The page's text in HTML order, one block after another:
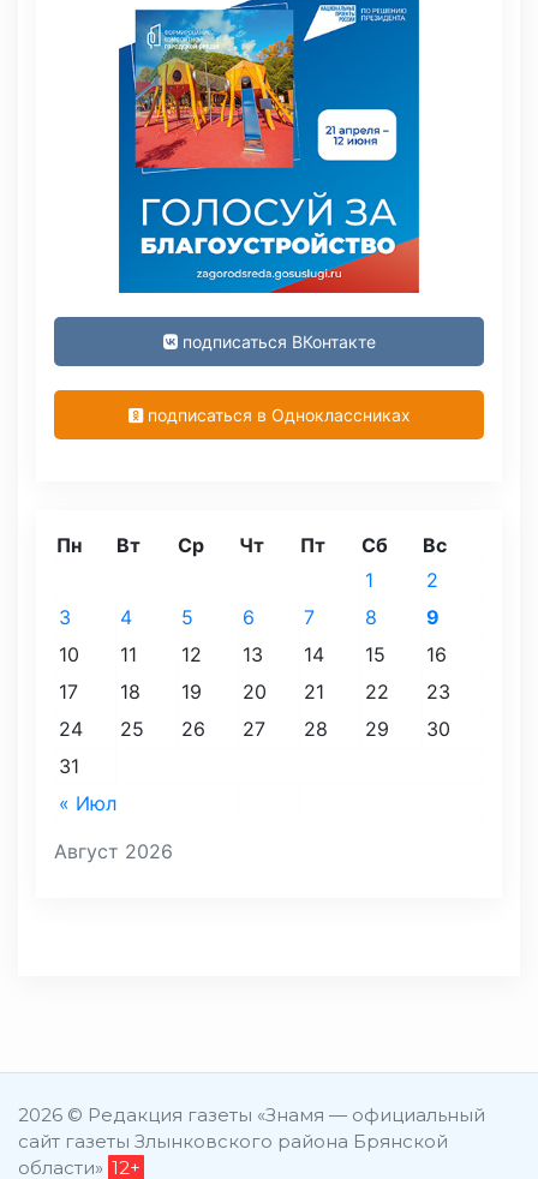
подписаться ВКонтакте
подписаться в Одноклассниках
Август 2026
Пн Вт Ср Чт Пт Сб Вс
« Июл
1
2
3
4 5 6 7 8
9
10
11 12 13 14 15
16
17
18 19 20 21 22
23
24
25 26 27 28 29
30
31
2026 © Редакция газеты «Знамя — официальный
сайт газеты Злынковского района Брянской
области» 12+